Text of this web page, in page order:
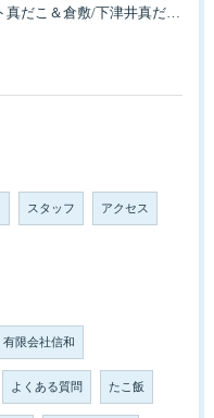
倉敷/下津井カット真だこ＆倉敷/下津井真だこ唐揚げ・セット人気です。
スタッフ アクセス
有限会社信和
よくある質問 たこ飯